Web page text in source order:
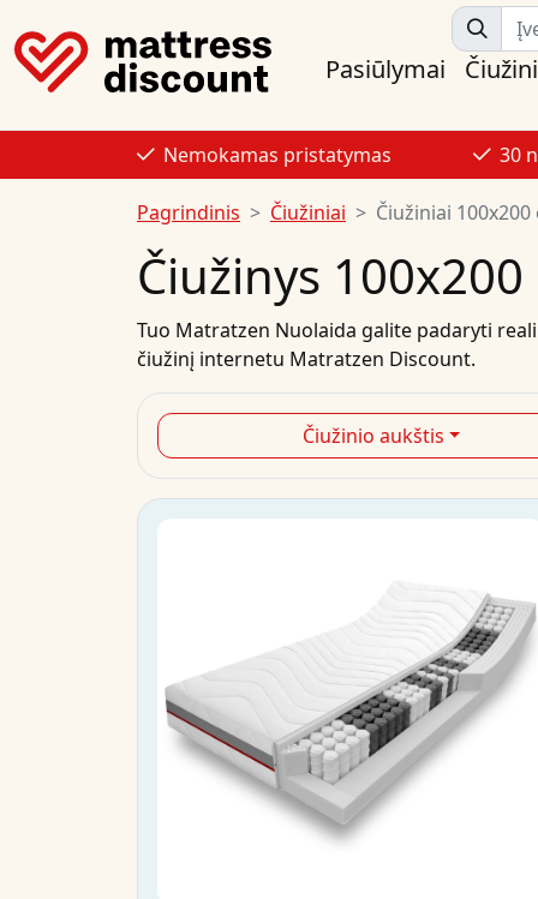
Pasiūlymai
Nemokamas pristatymas 30
Pagrindinis Čiužiniai Čiužiniai 100x200
Čiužinys 100x200
Tuo Matratzen Nuolaida galite padaryti
čiužinį internetu Matratzen Discount.
Čiužinio aukštis